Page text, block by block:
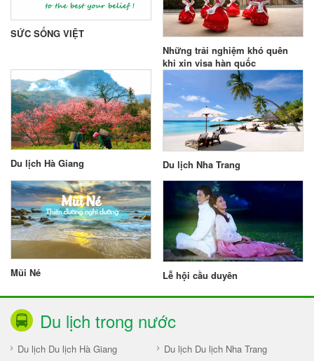
SỨC SỐNG VIỆT
Những trải nghiệm khó quên
khi xin visa hàn quốc
Du lịch Hà Giang Du lịch Nha Trang
Mũi Né Lễ hội cầu duyên
Du lịch trong nước
Du lịch Du lịch Hà Giang
Du lịch Du lịch Nha Trang